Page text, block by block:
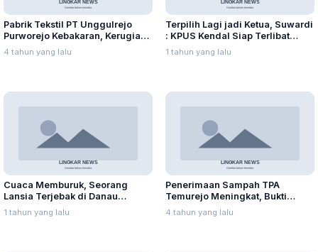
Pabrik Tekstil PT Unggulrejo
Purworejo Kebakaran, Kerugian
Capai Puluhan Juta Rupiah
4 tahun yang lalu
Terpilih Lagi jadi Ketua, Suwardi
: KPUS Kendal Siap Terlibat
Suplai Telur untuk MBG
1 tahun yang lalu
Cuaca Memburuk, Seorang
Lansia Terjebak di Danau
Rawapening Saat Mencari
Enceng Gondok
1 tahun yang lalu
Penerimaan Sampah TPA
Temurejo Meningkat, Bukti
Masyarakat Blora Peduli
Kebersihan
4 tahun yang lalu